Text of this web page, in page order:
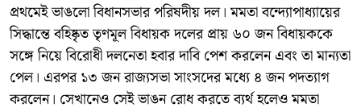
প্রথমেই ভাঙলো বিধানসভার পরিষদীয় দল। মমতা বন্দ্যোপাধ্যায়ের
সিদ্ধান্তে বহিষ্কৃত তৃণমূল বিধায়ক দলের প্রায় ৬০ জন বিধায়ককে
সঙ্গে নিয়ে বিরোধী দলনেতা হবার দাবি পেশ করলেন এবং তা মান্যতা
পেল। এরপর ১৩ জন রাজ্যসভা সাংসদের মধ্যে ৪ জন পদত্যাগ
করলেন। সেখানেও সেই ভাঙন রোধ করতে ব্যর্থ হলেও মমতা